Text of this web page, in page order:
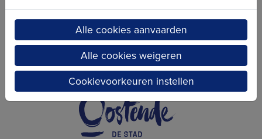
Erfgoedcel Kusterfgoed verbindt
Alle cookies aanvaarden
Alle cookies weigeren
Cookievoorkeuren instellen